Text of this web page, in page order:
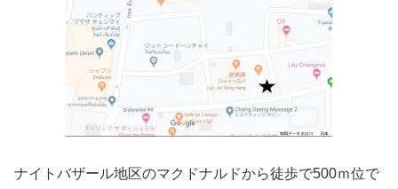
ナイトバザール地区のマクドナルドから徒歩で500ｍ位で